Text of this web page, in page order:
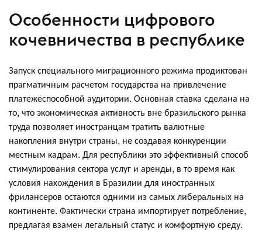
Особенности цифрового
кочевничества в республике
Запуск специального миграционного режима продиктован
прагматичным расчетом государства на привлечение
платежеспособной аудитории. Основная ставка сделана на
то, что экономическая активность вне бразильского рынка
труда позволяет иностранцам тратить валютные
накопления внутри страны, не создавая конкуренции
местным кадрам. Для республики это эффективный способ
стимулирования сектора услуг и аренды, в то время как
условия нахождения в Бразилии для иностранных
фрилансеров остаются одними из самых либеральных на
континенте. Фактически страна импортирует потребление,
предлагая взамен легальный статус и комфортную среду.